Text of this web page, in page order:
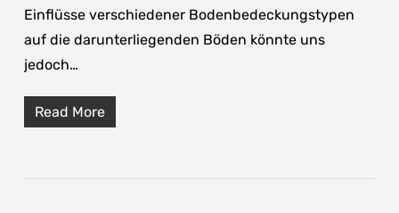
Einflüsse verschiedener Bodenbedeckungstypen
auf die darunterliegenden Böden könnte uns
jedoch…
Read More